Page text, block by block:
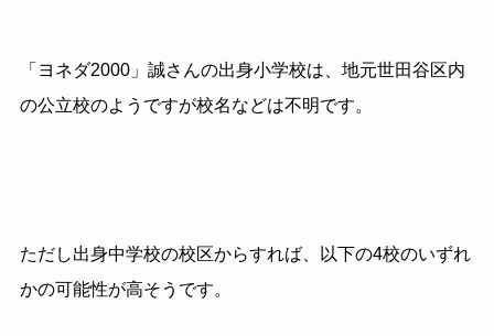
「ヨネダ2000」誠さんの出身小学校は、地元世田谷区内
の公立校のようですが校名などは不明です。
ただし出身中学校の校区からすれば、以下の4校のいずれ
かの可能性が高そうです。